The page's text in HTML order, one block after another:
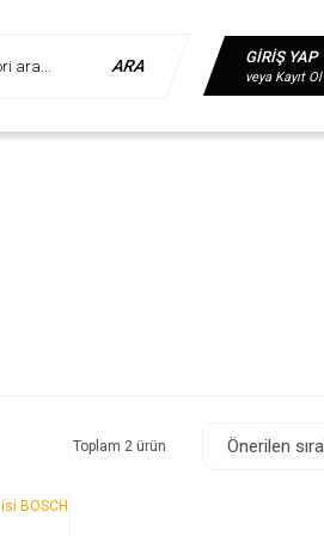
ARA GİRİŞ YAP
veya Kayıt Ol
Toplam 2 ürün